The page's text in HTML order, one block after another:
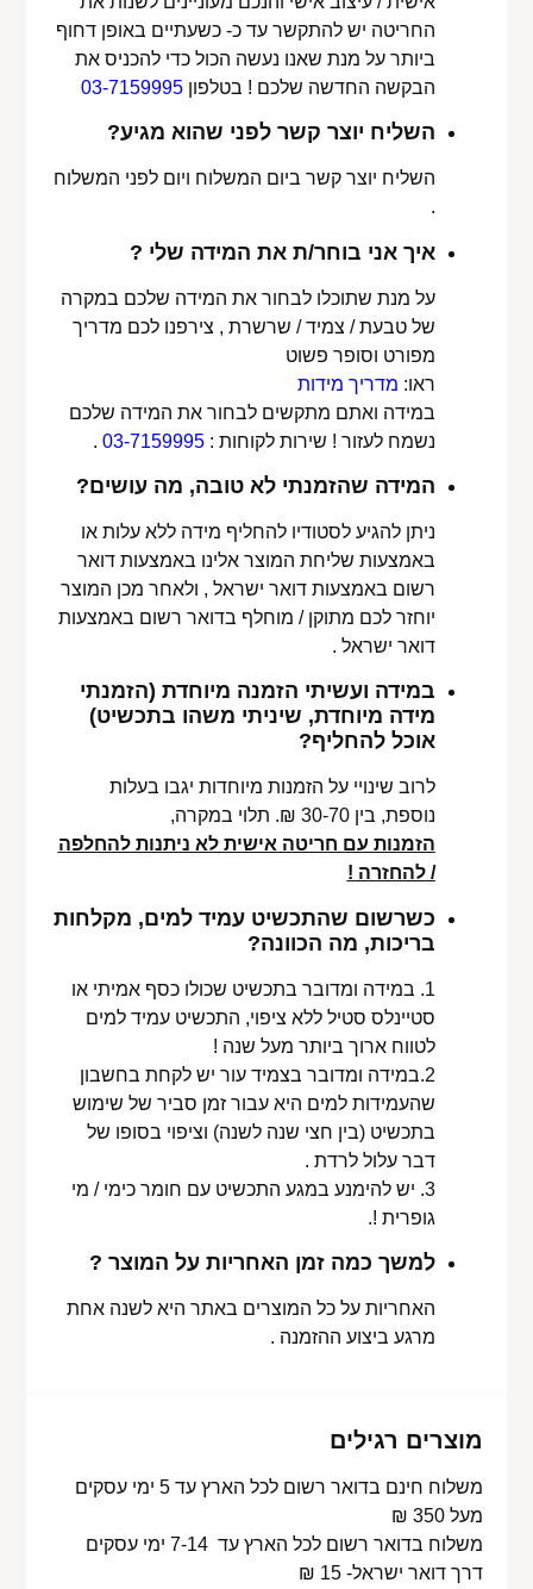
החריטה יש להתקשר עד כ- כשעתיים באופן דחוף
ביותר על מנת שאנו נעשה הכול כדי להכניס את
הבקשה החדשה שלכם ! בטלפון03-7159995
השליח יוצר קשר לפני שהוא מגיע?
השליח יוצר קשר ביום המשלוח ויום לפני המשלוח
.
איך אני בוחר/ת את המידה שלי ?
על מנת שתוכלו לבחור את המידה שלכם במקרה
של טבעת / צמיד / שרשרת , צירפנו לכם מדריך
מפורט וסופר פשוט
ראו: מדריך מידות
במידה ואתם מתקשים לבחור את המידה שלכם
נשמח לעזור ! שירות לקוחות :03-7159995
.
המידה שהזמנתי לא טובה, מה עושים?
ניתן להגיע לסטודיו להחליף מידה ללא עלות או
באמצעות שליחת המוצר אלינו באמצעות דואר
רשום באמצעות דואר ישראל , ולאחר מכן המוצר
יוחזר לכם מתוקן / מוחלף בדואר רשום באמצעות
דואר ישראל .
במידה ועשיתי הזמנה מיוחדת (הזמנתי
מידה מיוחדת, שיניתי משהו בתכשיט)
אוכל להחליף?
לרוב שינויי על הזמנות מיוחדות יגבו בעלות
נוספת, בין 30-70 ₪. תלוי במקרה,
הזמנות עם חריטה אישית לא ניתנות להחלפה
/ להחזרה !
כשרשום שהתכשיט עמיד למים, מקלחות
בריכות, מה הכוונה?
1. במידה ומדובר בתכשיט שכולו כסף אמיתי או
סטיינלס סטיל ללא ציפוי, התכשיט עמיד למים
לטווח ארוך ביותר מעל שנה !
2.במידה ומדובר בצמיד עור יש לקחת בחשבון
שהעמידות למים היא עבור זמן סביר של שימוש
בתכשיט (בין חצי שנה לשנה) וציפוי בסופו של
דבר עלול לרדת .
3. יש להימנע במגע התכשיט עם חומר כימי / מי
גופרית !.
למשך כמה זמן האחריות על המוצר ?
האחריות על כל המוצרים באתר היא לשנה אחת
מרגע ביצוע ההזמנה .
מוצרים רגילים
משלוח חינם בדואר רשום לכל הארץ עד 5 ימי עסקים
מעל 350 ₪
משלוח בדואר רשום לכל הארץ עד 7-14 ימי עסקים
דרך דואר ישראל- 15 ₪